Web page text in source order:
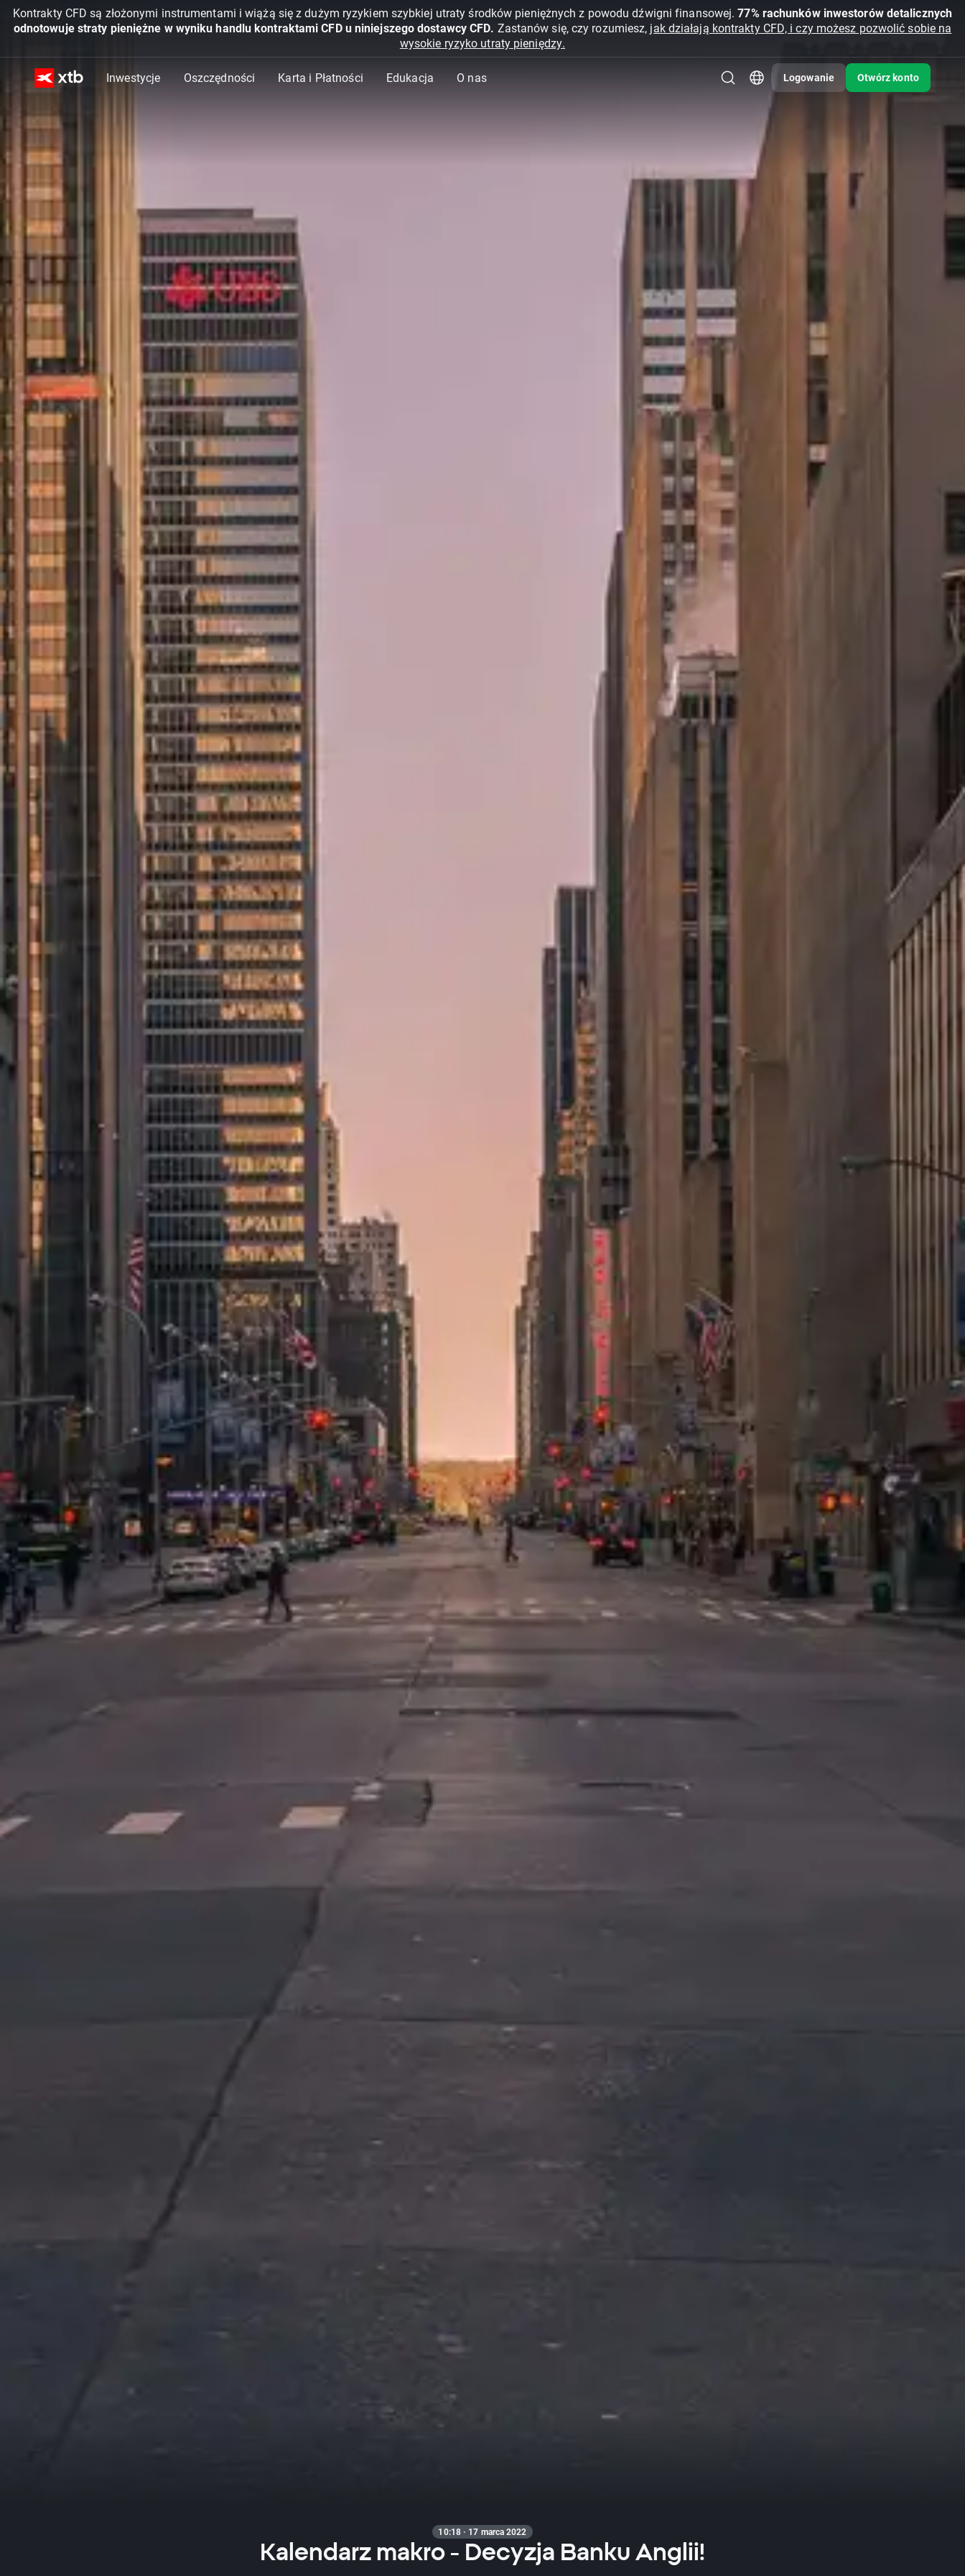
Kontrakty CFD są złożonymi instrumentami i wiążą się z dużym ryzykiem szybkiej utraty środków pieniężnych z powodu dźwigni finansowej.77% rachunków inwestorów detalicznych
odnotowuje straty pieniężne w wyniku handlu kontraktami CFD u niniejszego dostawcy CFD. Zastanów się, czy rozumiesz, jak działają kontrakty CFD, i czy możesz pozwolić sobie na
wysokie ryzyko utraty pieniędzy.
Inwestycje Oszczędności Karta i Płatności Edukacja O nas Logowanie Otwórz konto
10:18 · 17 marca 2022
Kalendarz makro - Decyzja Banku Anglii!